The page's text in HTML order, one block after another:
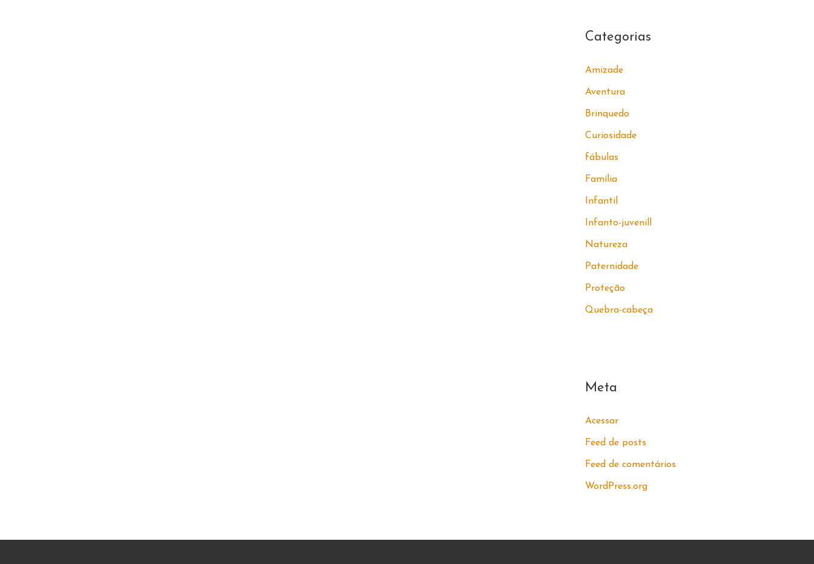
Categorias
Amizade
Aventura
Brinquedo
Curiosidade
fábulas
Família
Infantil
Infanto-juvenill
Natureza
Paternidade
Proteção
Quebra-cabeça
Meta
Acessar
Feed de posts
Feed de comentários
WordPress.org